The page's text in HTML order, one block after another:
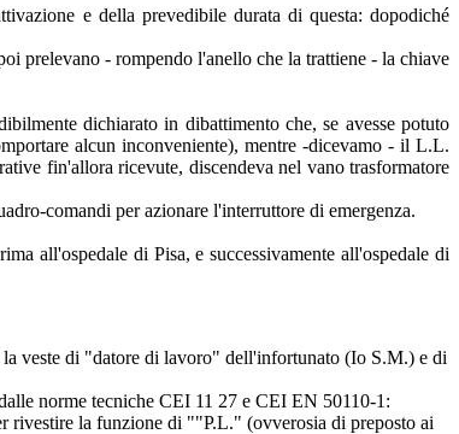
e della prevedibile durata di questa: dopodiché
prelevano - rompendo l'anello che la trattiene - la chiave
dichiarato in dibattimento che, se avesse potuto
alcun inconveniente), mentre -dicevamo - il L.L.
fin'allora ricevute, discendeva nel vano trasformatore
comandi per azionare l'interruttore di emergenza.
all'ospedale di Pisa, e successivamente all'ospedale di
veste di "datore di lavoro" dell'infortunato (Io S.M.) e di
norme tecniche CEI 11 27 e CEI EN 50110-1:
rivestire la funzione di ""P.L." (ovverosia di preposto ai